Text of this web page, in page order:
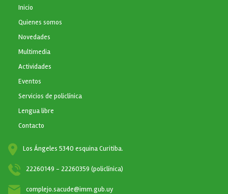
NAVEGACIÓN PRINCIPAL
Inicio
Quienes somos
Novedades
Multimedia
Actividades
Eventos
Servicios de policlínica
Lengua libre
Contacto
Los Ángeles 5340 esquina Curitiba.
22260149 - 22260359 (policlínica)
complejo.sacude@imm.gub.uy